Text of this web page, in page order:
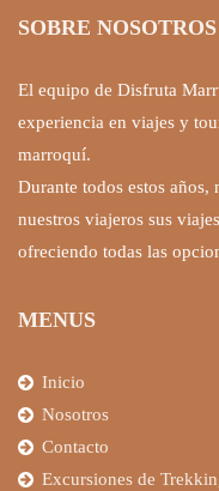
SOBRE NOSOTROS
El equipo de Disfruta
experiencia en viajes y
marroquí.
Durante todos estos
nuestros viajeros sus
ofreciendo todas las
MENUS
Inicio
Nosotros
Contacto
Excursiones de